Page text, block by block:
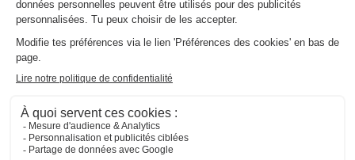
Voir les hébergements
Réservez dès maintenant, payez en 4 fois
avec Alma et partez en toute tranquillité.